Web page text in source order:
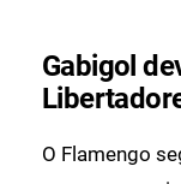
Gabigol
O Flamengo